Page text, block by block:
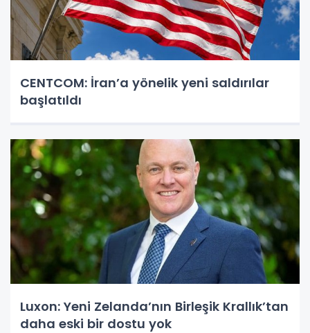
CENTCOM: İran’a yönelik yeni saldırılar
başlatıldı
Luxon: Yeni Zelanda’nın Birleşik Krallık’tan
daha eski bir dostu yok